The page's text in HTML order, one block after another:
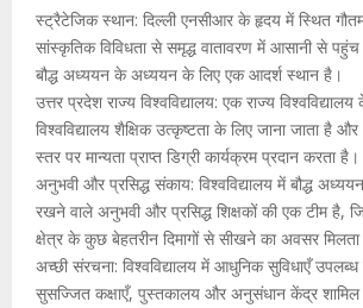
स्ट्रैटेजिक स्थान: दिल्ली एनसीआर के हृदय में स्थित गौतम
सांस्कृतिक विविधता से समृद्ध वातावरण में आसानी से
बौद्ध अध्ययन के अध्ययन के लिए एक आदर्श स्थान है।
उत्तर प्रदेश राज्य विश्वविद्यालय: एक राज्य
विश्वविद्यालय शैक्षिक उत्कृष्टता के लिए जाना जाता है और
स्तर पर मान्यता प्राप्त डिग्री कार्यक्रम प्रदान करता है।
अनुभवी और प्रसिद्ध संकाय: विश्वविद्यालय में बौद्ध
रखने वाले अनुभवी और प्रसिद्ध शिक्षकों की एक टीम है,
क्षेत्र के कुछ बेहतरीन दिमागों से सीखने का अवसर
अच्छी संरचना: विश्वविद्यालय में आधुनिक सुविधाएँ
सुसज्जित कक्षाएँ, पुस्तकालय और अनुसंधान केंद्र शामिल